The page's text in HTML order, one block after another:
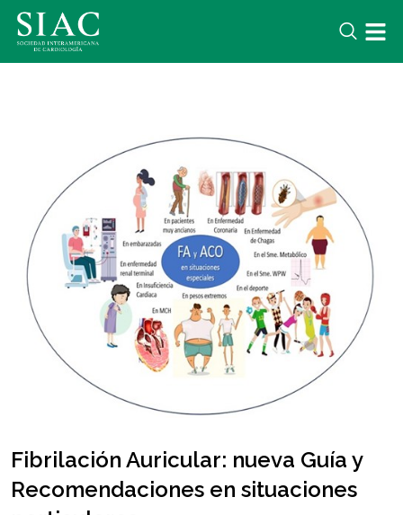
Fibrilación Auricular: nueva Guía y
Recomendaciones en situaciones